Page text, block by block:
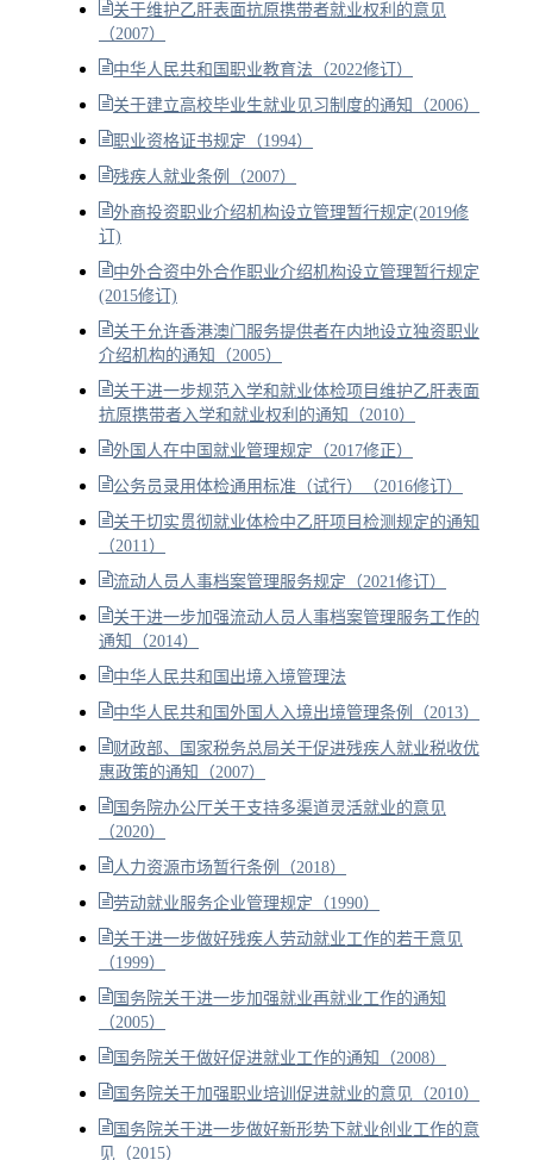
关于维护乙肝表面抗原携带者就业权利的意见
（2007）
中华人民共和国职业教育法（2022修订）
关于建立高校毕业生就业见习制度的通知（2006）
职业资格证书规定（1994）
残疾人就业条例（2007）
外商投资职业介绍机构设立管理暂行规定(2019修
订)
中外合资中外合作职业介绍机构设立管理暂行规定
(2015修订)
关于允许香港澳门服务提供者在内地设立独资职业
介绍机构的通知（2005）
关于进一步规范入学和就业体检项目维护乙肝表面
抗原携带者入学和就业权利的通知（2010）
外国人在中国就业管理规定（2017修正）
公务员录用体检通用标准（试行）（2016修订）
关于切实贯彻就业体检中乙肝项目检测规定的通知
（2011）
流动人员人事档案管理服务规定（2021修订）
关于进一步加强流动人员人事档案管理服务工作的
通知（2014）
中华人民共和国出境入境管理法
中华人民共和国外国人入境出境管理条例（2013）
财政部、国家税务总局关于促进残疾人就业税收优
惠政策的通知（2007）
国务院办公厅关于支持多渠道灵活就业的意见
（2020）
人力资源市场暂行条例（2018）
劳动就业服务企业管理规定（1990）
关于进一步做好残疾人劳动就业工作的若干意见
（1999）
国务院关于进一步加强就业再就业工作的通知
（2005）
国务院关于做好促进就业工作的通知（2008）
国务院关于加强职业培训促进就业的意见（2010）
国务院关于进一步做好新形势下就业创业工作的意
见（2015）